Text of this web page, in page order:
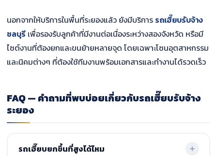
นอกจากให้บริการในพื้นที่ระยองแล้ว ยังมีบริการ รถเฮี๊ยบรับจ้าง
ชลบุรี เพื่อรองรับลูกค้าที่มีงานต่อเนื่องระหว่างสองจังหวัด หรือมี
ไซต์งานที่ต้องยกและขนย้ายหลายจุด โดยเฉพาะโซนอุตสาหกรรม
และนิคมต่างๆ ที่ต้องใช้ทีมงานพร้อมเอกสารและทำงานได้รวดเร็ว
FAQ — คำถามที่พบบ่อยเกี่ยวกับรถเฮี๊ยบรับจ้าง
ระยอง
รถเฮี๊ยบยกขึ้นที่สูงได้ไหม